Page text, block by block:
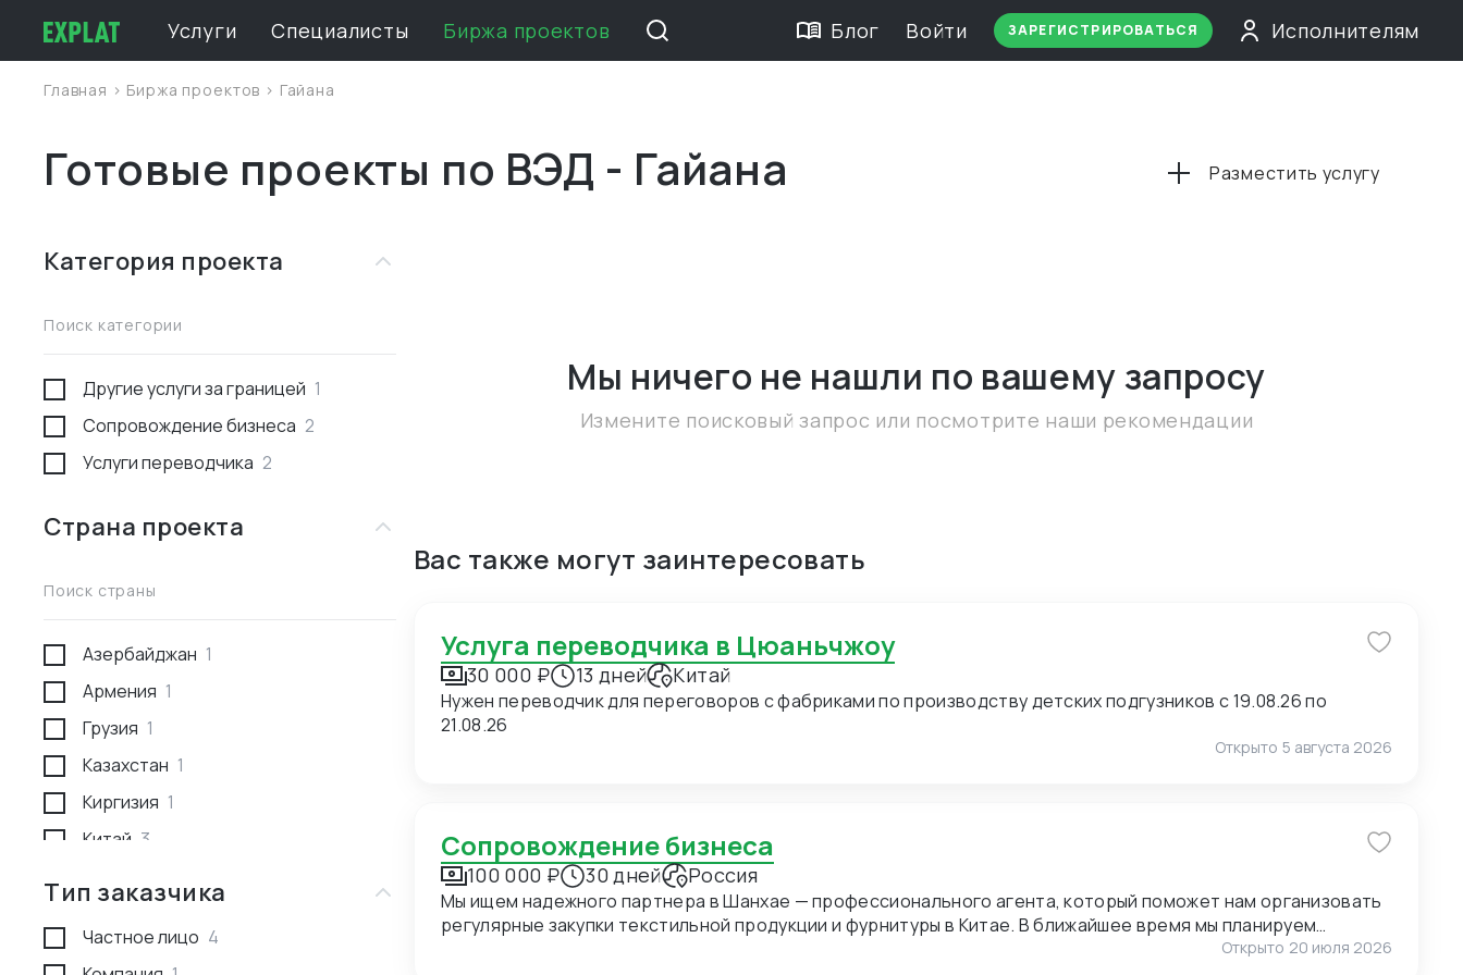
Услуги Специалисты Биржа проектов Блог Войти ЗАРЕГИСТРИРОВАТЬСЯ Исполнителям
Главная > Биржа проектов > Гайана
Готовые проекты по ВЭД - Гайана Разместить услугу
Категория проекта
Поиск категории
Другие услуги за границей 1
Сопровождение бизнеса 2
Услуги переводчика 2
Страна проекта
Поиск страны
Азербайджан 1
Армения 1
Грузия 1
Казахстан 1
Киргизия 1
Китай 3
Тип заказчика
Частное лицо 4
Мы ничего не нашли по вашему запросу
Измените поисковый запрос или посмотрите наши рекомендации
Вас также могут заинтересовать
Услуга переводчика в Цюаньчжоу
30 000 ₽ 13 дней Китай
Нужен переводчик для переговоров с фабриками по производству детских подгузников с 19.08.26 по
21.08.26
Открыто 5 августа 2026
Сопровождение бизнеса
100 000 ₽ 30 дней Россия
Мы ищем надежного партнера в Шанхае — профессионального агента, который поможет нам организовать
регулярные закупки текстильной продукции и фурнитуры в Китае. В ближайшее время мы планируем
приехать в Шанхай для личных встреч с потенциальными поставщиками, поэтому нам также необходимо
Открыто 20 июля 2026